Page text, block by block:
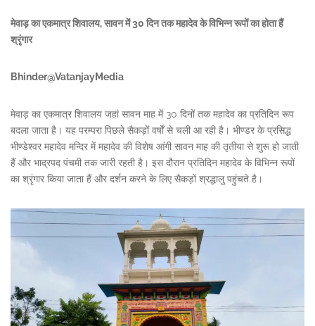
मेवाड़ का एकमात्र शिवालय, सावन में 30 दिन तक महादेव के विभिन्न रूपों का होता हैं
श्रृंगार
Bhinder@VatanjayMedia
मेवाड़ का एकमात्र शिवालय जहां सावन माह में 30 दिनों तक महादेव का प्रतिदिन रूप
बदला जाता है। यह परम्परा पिछले सैकड़ों वर्षों से चली आ रही है। भीण्डर के प्रसिद्ध
भीण्डेश्वर महादेव मन्दिर में महादेव की विशेष आंगी सावन माह की तृतीया से शुरू हो जाती
हैं और भाद्रपद पंचमी तक जारी रहती है। इस दौरान प्रतिदिन महादेव के विभिन्न रूपों
का श्रृंगार किया जाता हैं और दर्शन करने के लिए सैकड़ों श्रद्धालु पहुंचते है।